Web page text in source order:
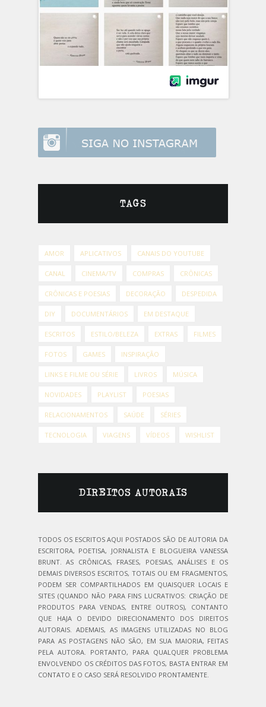
TAGS
AMOR APLICATIVOS CANAIS DO YOUTUBE
CANAL CINEMA/TV COMPRAS CRÔNICAS
CRÔNICAS E POESIAS DECORAÇÃO DESPEDIDA
DIY DOCUMENTÁRIOS EM DESTAQUE
ESCRITOS ESTILO/BELEZA EXTRAS FILMES
FOTOS GAMES INSPIRAÇÃO
LINKS E FILME OU SÉRIE LIVROS MÚSICA
NOVIDADES PLAYLIST POESIAS
RELACIONAMENTOS SAÚDE SÉRIES
TECNOLOGIA VIAGENS VÍDEOS WISHLIST
DIREITOS AUTORAIS
TODOS OS ESCRITOS AQUI POSTADOS SÃO DE AUTORIA DA
ESCRITORA, POETISA, JORNALISTA E BLOGUEIRA VANESSA
BRUNT. AS CRÔNICAS, FRASES, POESIAS, ANÁLISES E OS
DEMAIS DIVERSOS ESCRITOS, TOTAIS OU EM FRAGMENTOS,
PODEM SER COMPARTILHADOS EM QUAISQUER LOCAIS E
SITES (QUANDO NÃO PARA FINS LUCRATIVOS: CRIAÇÃO DE
PRODUTOS PARA VENDAS, ENTRE OUTROS), CONTANTO
QUE HAJA O DEVIDO DIRECIONAMENTO DOS DIREITOS
AUTORAIS. ADEMAIS, AS IMAGENS UTILIZADAS NO BLOG
PARA AS POSTAGENS NÃO SÃO, EM SUA MAIORIA, FEITAS
PELA AUTORA. PORTANTO, PARA QUALQUER PROBLEMA
ENVOLVENDO OS CRÉDITOS DAS FOTOS, BASTA ENTRAR EM
CONTATO E O CASO SERÁ RESOLVIDO PRONTAMENTE.